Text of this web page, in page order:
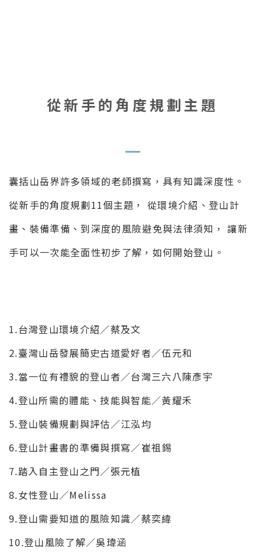
從新手的角度規劃主題
囊括山岳界許多領域的老師撰寫，具有知識深度性。
從新手的角度規劃11個主題， 從環境介紹、登山計
畫、裝備準備、到深度的風險避免與法律須知， 讓新
手可以一次能全面性初步了解，如何開始登山。
1.台灣登山環境介紹／蔡及文
2.臺灣山岳發展簡史古道愛好者／伍元和
3.當一位有禮貌的登山者／台灣三六八陳彥宇
4.登山所需的體能、技能與智能／黃耀禾
5.登山裝備規劃與評估／江泓均
6.登山計畫書的準備與撰寫／崔祖錫
7.踏入自主登山之門／張元植
8.女性登山／Melissa
9.登山需要知道的風險知識／蔡奕緯
10.登山風險了解／吳瑋涵